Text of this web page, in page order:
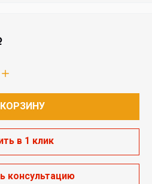
в 1 клик
консультацию